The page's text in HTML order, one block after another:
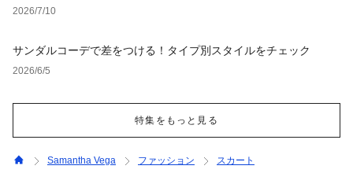
選
2026/7/10
サンダルコーデで差をつける！タイプ別スタイルをチェック
2026/6/5
特集をもっと見る
Samantha Vega ファッション
スカート